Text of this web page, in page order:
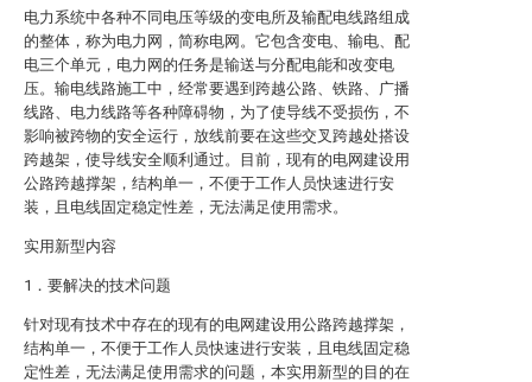
电力系统中各种不同电压等级的变电所及输配电线路组成
的整体，称为电力网，简称电网。它包含变电、输电、配
电三个单元，电力网的任务是输送与分配电能和改变电
压。输电线路施工中，经常要遇到跨越公路、铁路、广播
线路、电力线路等各种障碍物，为了使导线不受损伤，不
影响被跨物的安全运行，放线前要在这些交叉跨越处搭设
跨越架，使导线安全顺利通过。目前，现有的电网建设用
公路跨越撑架，结构单一，不便于工作人员快速进行安
装，且电线固定稳定性差，无法满足使用需求。
实用新型内容
1．要解决的技术问题
针对现有技术中存在的现有的电网建设用公路跨越撑架，
结构单一，不便于工作人员快速进行安装，且电线固定稳
定性差，无法满足使用需求的问题，本实用新型的目的在